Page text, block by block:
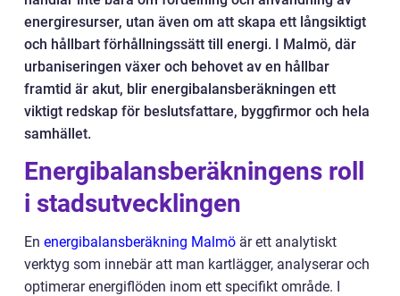
energiresurser, utan även om att skapa ett långsiktigt
och hållbart förhållningssätt till energi. I Malmö, där
urbaniseringen växer och behovet av en hållbar
framtid är akut, blir energibalansberäkningen ett
viktigt redskap för beslutsfattare, byggfirmor och hela
samhället.
Energibalansberäkningens roll
i stadsutvecklingen
En energibalansberäkning Malmö är ett analytiskt
verktyg som innebär att man kartlägger, analyserar och
optimerar energiflöden inom ett specifikt område. I